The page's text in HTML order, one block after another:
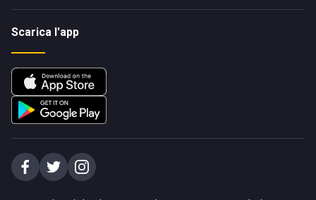
Scarica l'app